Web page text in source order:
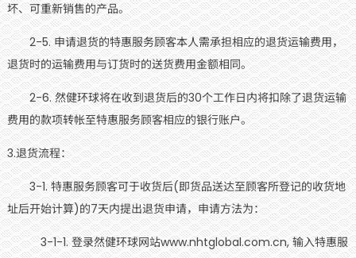
坏、可重新销售的产品。
2-5. 申请退货的特惠服务顾客本人需承担相应的退货运输费用，
退货时的运输费用与订货时的送货费用金额相同。
2-6. 然健环球将在收到退货后的30个工作日内将扣除了退货运输
费用的款项转帐至特惠服务顾客相应的银行账户。
3.退货流程：
3-1. 特惠服务顾客可于收货后(即货品送达至顾客所登记的收货地
址后开始计算)的7天内提出退货申请，申请方法为：
3-1-1. 登录然健环球网站www.nhtglobal.com.cn, 输入特惠服